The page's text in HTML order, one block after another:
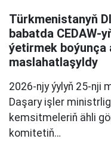
Türkmenistanyň
babatda CEDAW-
ýetirmek boýunça
maslahatlaşyldy
2026-njy ýylyň 25-nji
Daşary işler
kemsitmeleriň ähli
komitetiň…